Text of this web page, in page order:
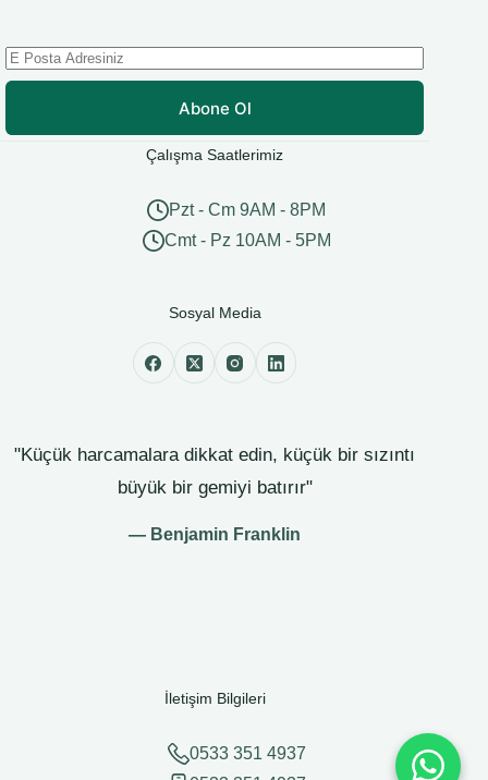
Abone Ol
Çalışma Saatlerimiz
Pzt - Cm 9AM - 8PM
Cmt - Pz 10AM - 5PM
Sosyal Media
"Küçük harcamalara dikkat edin, küçük bir sızıntı
büyük bir gemiyi batırır"
— Benjamin Franklin
İletişim Bilgileri
0533 351 4937